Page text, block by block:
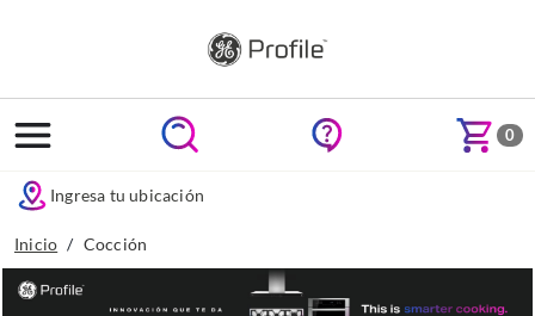
0
Ingresa tu ubicación
Inicio Cocción